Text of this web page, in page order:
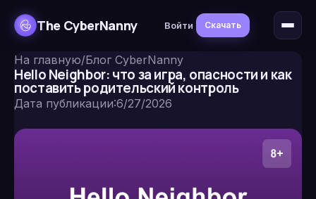
The CyberNanny Войти Скачать
На главную/Блог CyberNanny
Hello Neighbor: что за игра, опасности и как
поставить родительский контроль
Дата публикации:6/27/2026